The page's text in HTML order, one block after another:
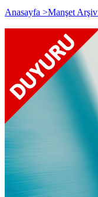
Anasayfa >Manşet
02.01.2018
ŞİRKET
SERMAYE
ÖDENMESİ
KURUMU